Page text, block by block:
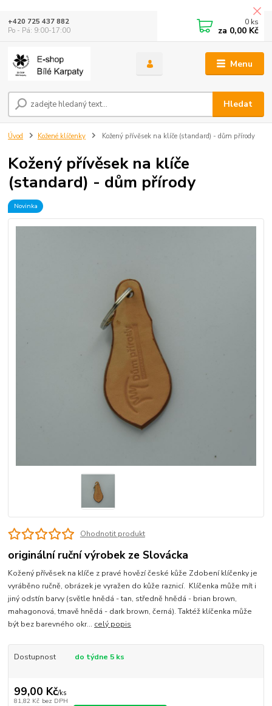
Menu
Hledat
+420 725 437 882
Po - Pá: 9:00-17:00
0 ks
za 0,00 Kč
Úvod Kožené klíčenky Kožený přívěsek na klíče (standard) - dům přírody
Kožený přívěsek na klíče
(standard) - dům přírody
Novinka
Ohodnotit produkt
originální ruční výrobek ze Slovácka
Kožený přívěsek na klíče z pravé hovězí české kůže Zdobení klíčenky je
vyráběno ručně, obrázek je vyražen do kůže raznicí. Klíčenka může mít i
jiný odstín barvy (světle hnědá - tan, středně hnědá - brian brown,
mahagonová, tmavě hnědá - dark brown, černá). Taktéž klíčenka může
být bez barevného okr... celý popis
Dostupnost do týdne 5 ks
99,00 Kč/ks
81,82 Kč bez DPH